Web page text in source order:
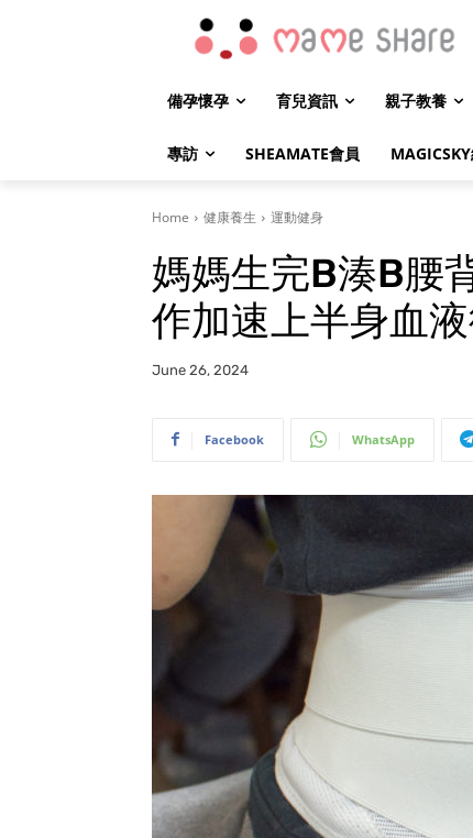
備孕懷孕 育兒資訊 親子教養
專訪 SHEAMATE會員
Home 健康養生 運動健身
媽媽生完B湊B腰
作加速上半身血
June 26, 2024
Facebook WhatsApp